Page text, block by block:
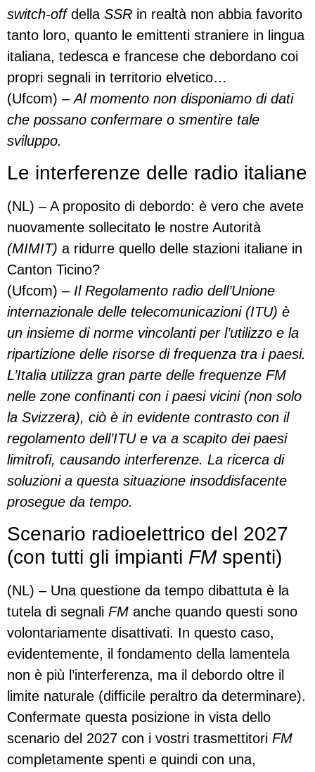
switch-offdella SSR in realtà non abbia favorito
tanto loro, quanto le emittenti straniere in lingua
italiana, tedesca e francese che debordano coi
propri segnali in territorio elvetico…
(Ufcom) –Al momento non disponiamo di dati
che possano confermare o smentire tale
sviluppo.
Le interferenze delle radio italiane
(NL) – A proposito di debordo: è vero che avete
nuovamente sollecitato le nostre Autorità
(MIMIT) a ridurre quello delle stazioni italiane in
Canton Ticino?
(Ufcom) – Il Regolamento radio dell’Unione
internazionale delle telecomunicazioni (ITU) è
un insieme di norme vincolanti per l’utilizzo e la
ripartizione delle risorse di frequenza tra i paesi.
L’Italia utilizza gran parte delle frequenze FM
nelle zone confinanti con i paesi vicini (non solo
la Svizzera), ciò è in evidente contrasto con il
regolamento dell’ITU e va a scapito dei paesi
limitrofi, causando interferenze. La ricerca di
soluzioni a questa situazione insoddisfacente
prosegue da tempo.
Scenario radioelettrico del 2027
(con tutti gli impianti FMspenti)
(NL) – Una questione da tempo dibattuta è la
tutela di segnali FM anche quando questi sono
volontariamente disattivati. In questo caso,
evidentemente, il fondamento della lamentela
non è più l’interferenza, ma il debordo oltre il
limite naturale (difficile peraltro da determinare).
Confermate questa posizione in vista dello
scenario del 2027 con i vostri trasmettitori FM
completamente spenti e quindi con una,